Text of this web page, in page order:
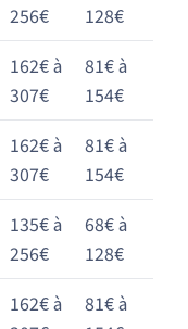
256€
128€
162€ à
307€
81€ à
154€
162€ à
307€
81€ à
154€
135€ à
256€
68€ à
128€
162€ à
81€ à